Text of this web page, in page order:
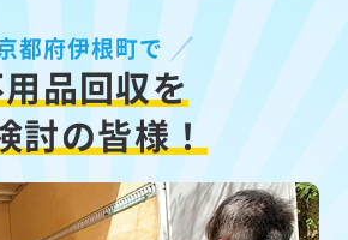
都府伊根町で
品回収を
討の皆様！